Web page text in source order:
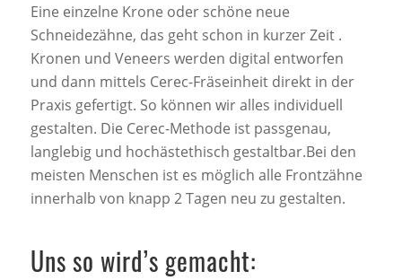
Eine einzelne Krone oder schöne neue
Schneidezähne, das geht schon in kurzer Zeit .
Kronen und Veneers werden digital entworfen
und dann mittels Cerec-Fräseinheit direkt in der
Praxis gefertigt. So können wir alles individuell
gestalten. Die Cerec-Methode ist passgenau,
langlebig und hochästethisch gestaltbar.Bei den
meisten Menschen ist es möglich alle Frontzähne
innerhalb von knapp 2 Tagen neu zu gestalten.
Uns so wird’s gemacht: